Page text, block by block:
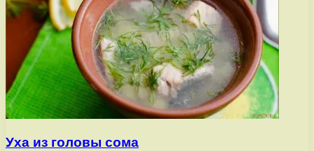
Уха из головы сома